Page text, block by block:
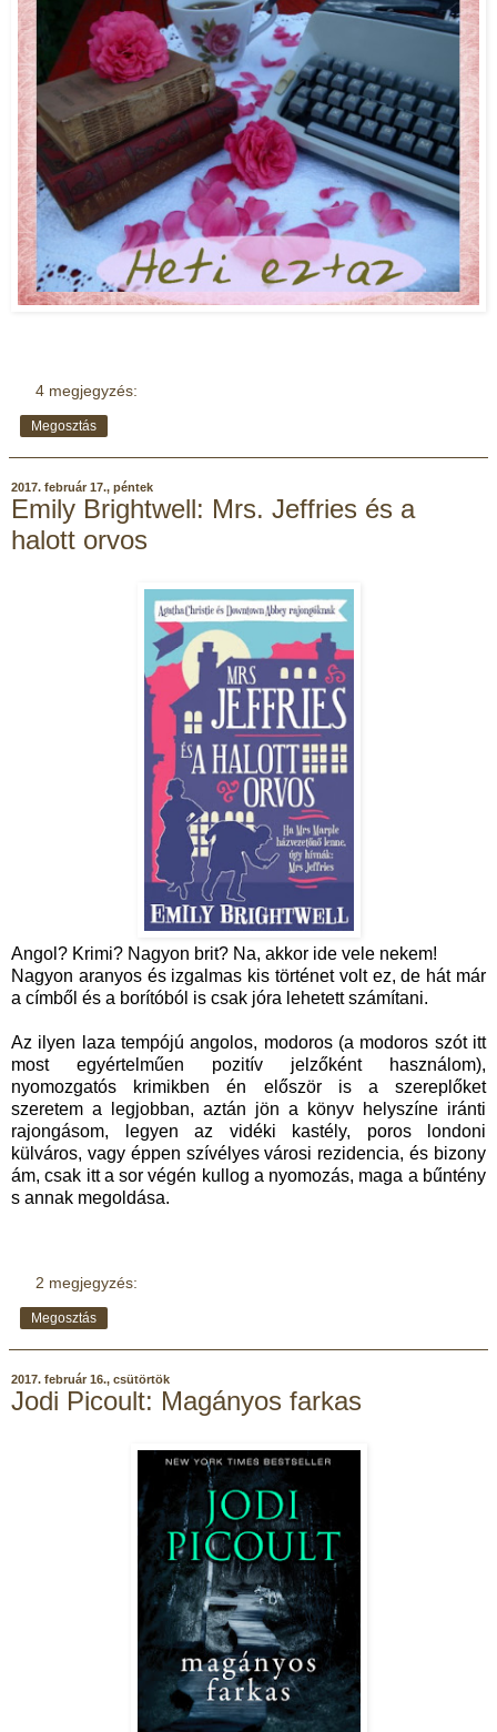
4 megjegyzés:
Megosztás
2017. február 17., péntek
Emily Brightwell: Mrs. Jeffries és a
halott orvos
Angol? Krimi? Nagyon brit? Na, akkor ide vele nekem!
Nagyon aranyos és izgalmas kis történet volt ez, de hát már
a címből és a borítóból is csak jóra lehetett számítani.
Az ilyen laza tempójú angolos, modoros (a modoros szót itt
most egyértelműen pozitív jelzőként használom),
nyomozgatós krimikben én először is a szereplőket
szeretem a legjobban, aztán jön a könyv helyszíne iránti
rajongásom, legyen az vidéki kastély, poros londoni
külváros, vagy éppen szívélyes városi rezidencia, és bizony
ám, csak itt a sor végén kullog a nyomozás, maga a bűntény
s annak megoldása.
2 megjegyzés:
Megosztás
2017. február 16., csütörtök
Jodi Picoult: Magányos farkas